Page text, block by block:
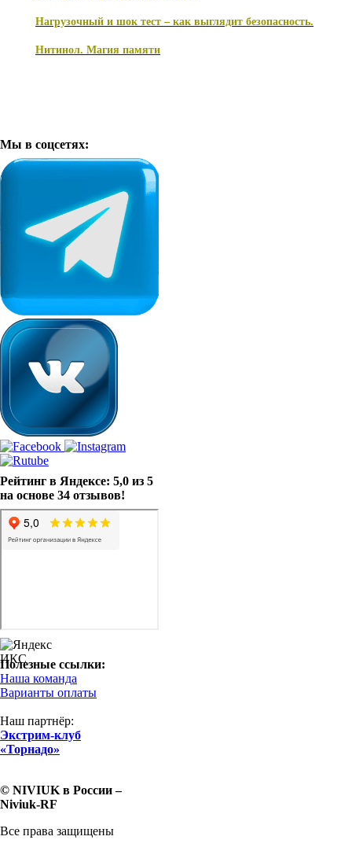
Нагрузочный и шок тест – как выглядит безопасность.
Нитинол. Магия памяти
Мы в соцсетях:
Рейтинг в Яндексе: 5,0 из 5
на основе 34 отзывов!
Полезные ссылки:
Наша команда
Варианты оплаты
Наш партнёр:
Экстрим-клуб
«Торнадо»
© NIVIUK в России –
Niviuk-RF
Все права защищены